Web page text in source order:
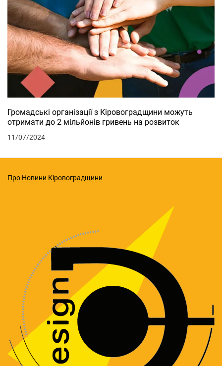
Громадські організації з Кіровоградщини можуть
отримати до 2 мільйонів гривень на розвиток
11/07/2024
Про Новини Кіровоградщини